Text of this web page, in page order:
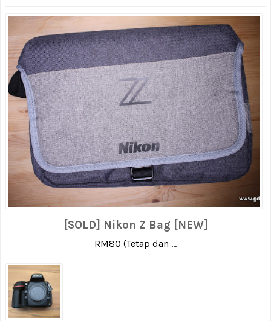
[SOLD] Nikon Z Bag [NEW]
RM80 (Tetap dan ...